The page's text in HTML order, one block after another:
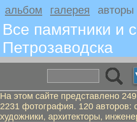
альбом галерея авторы
Все памятники и
Петрозаводскa
На этом сайте представлено
2231 фотография. 120 авторов:
художники, архитекторы,